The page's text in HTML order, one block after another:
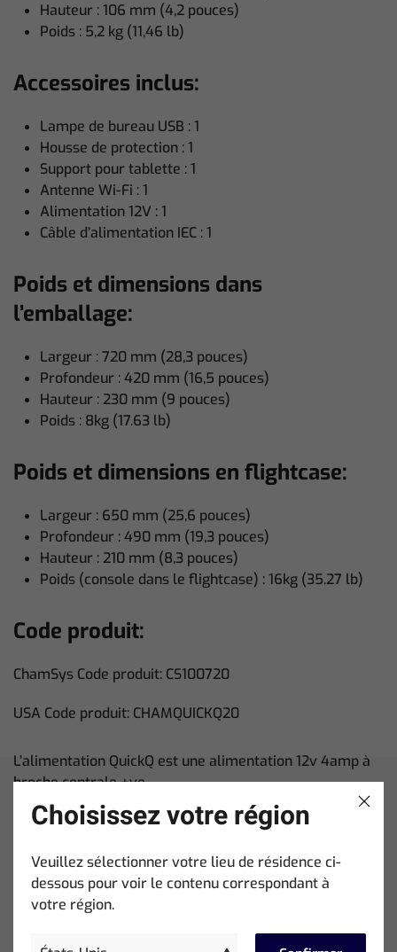
Hauteur : 106 mm (4,2 pouces)
Poids : 5,2 kg (11,46 lb)
Accessoires inclus:
Lampe de bureau USB : 1
Housse de protection : 1
Support pour tablette : 1
Antenne Wi-Fi : 1
Alimentation 12V : 1
Câble d’alimentation IEC : 1
Poids et dimensions dans
l’emballage:
Largeur : 720 mm (28,3 pouces)
Profondeur : 420 mm (16,5 pouces)
Hauteur : 230 mm (9 pouces)
Poids : 8kg (17.63 lb)
Poids et dimensions en flightcase:
Largeur : 650 mm (25,6 pouces)
Profondeur : 490 mm (19,3 pouces)
Hauteur : 210 mm (8,3 pouces)
Poids (console dans le flightcase) : 16kg (35.27 lb)
Code produit:
ChamSys Code produit: CS100720
USA Code produit: CHAMQUICKQ20
L’alimentation QuickQ est une alimentation 12v 4amp à
broche centrale +ve.
Tutos + Vidéos
Choisissez votre région
Veuillez sélectionner votre lieu de résidence ci-
dessous pour voir le contenu correspondant à
votre région.